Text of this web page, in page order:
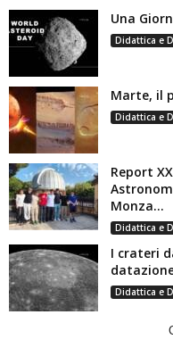
Una
Didattica e
Marte, il
Didattica e
Report
Monza...
Didattica e
I crateri
Didattica e